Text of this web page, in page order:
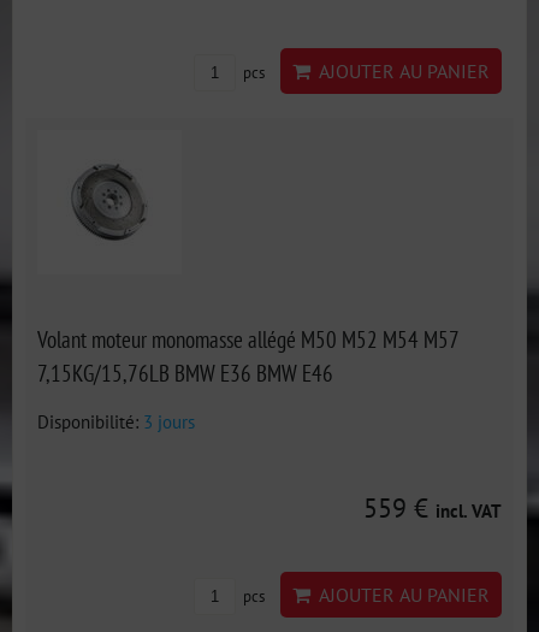
pcs AJOUTER AU PANIER
Volant moteur monomasse allégé M50 M52 M54 M57
7,15KG/15,76LB BMW E36 BMW E46
Disponibilité: 3 jours
559 € incl. VAT
pcs AJOUTER AU PANIER